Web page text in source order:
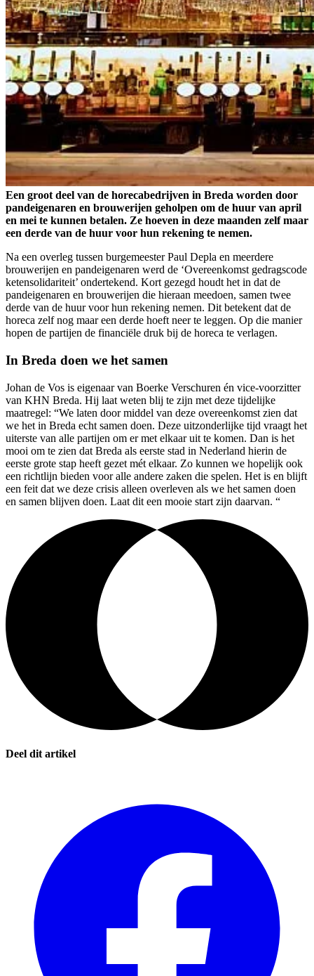
Een groot deel van de horecabedrijven in Breda worden door
pandeigenaren en brouwerijen geholpen om de huur van april
en mei te kunnen betalen. Ze hoeven in deze maanden zelf maar
een derde van de huur voor hun rekening te nemen.
Na een overleg tussen burgemeester Paul Depla en meerdere
brouwerijen en pandeigenaren werd de ‘Overeenkomst gedragscode
ketensolidariteit’ ondertekend. Kort gezegd houdt het in dat de
pandeigenaren en brouwerijen die hieraan meedoen, samen twee
derde van de huur voor hun rekening nemen. Dit betekent dat de
horeca zelf nog maar een derde hoeft neer te leggen. Op die manier
hopen de partijen de financiële druk bij de horeca te verlagen.
In Breda doen we het samen
Johan de Vos is eigenaar van Boerke Verschuren én vice-voorzitter
van KHN Breda. Hij laat weten blij te zijn met deze tijdelijke
maatregel: “We laten door middel van deze overeenkomst zien dat
we het in Breda echt samen doen. Deze uitzonderlijke tijd vraagt het
uiterste van alle partijen om er met elkaar uit te komen. Dan is het
mooi om te zien dat Breda als eerste stad in Nederland hierin de
eerste grote stap heeft gezet mét elkaar. Zo kunnen we hopelijk ook
een richtlijn bieden voor alle andere zaken die spelen. Het is en blijft
een feit dat we deze crisis alleen overleven als we het samen doen
en samen blijven doen. Laat dit een mooie start zijn daarvan. “
Deel dit artikel